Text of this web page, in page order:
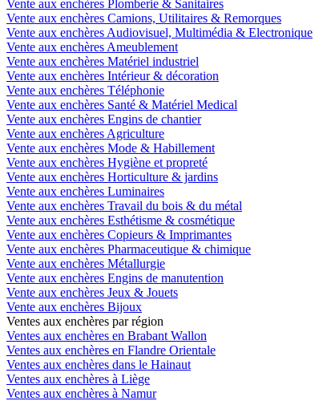
Vente aux enchères Plomberie & Sanitaires
Vente aux enchères Camions, Utilitaires & Remorques
Vente aux enchères Audiovisuel, Multimédia & Electronique
Vente aux enchères Ameublement
Vente aux enchères Matériel industriel
Vente aux enchères Intérieur & décoration
Vente aux enchères Téléphonie
Vente aux enchères Santé & Matériel Medical
Vente aux enchères Engins de chantier
Vente aux enchères Agriculture
Vente aux enchères Mode & Habillement
Vente aux enchères Hygiène et propreté
Vente aux enchères Horticulture & jardins
Vente aux enchères Luminaires
Vente aux enchères Travail du bois & du métal
Vente aux enchères Esthétisme & cosmétique
Vente aux enchères Copieurs & Imprimantes
Vente aux enchères Pharmaceutique & chimique
Vente aux enchères Métallurgie
Vente aux enchères Engins de manutention
Vente aux enchères Jeux & Jouets
Vente aux enchères Bijoux
Ventes aux enchères par région
Ventes aux enchères en Brabant Wallon
Ventes aux enchères en Flandre Orientale
Ventes aux enchères dans le Hainaut
Ventes aux enchères à Liège
Ventes aux enchères à Namur